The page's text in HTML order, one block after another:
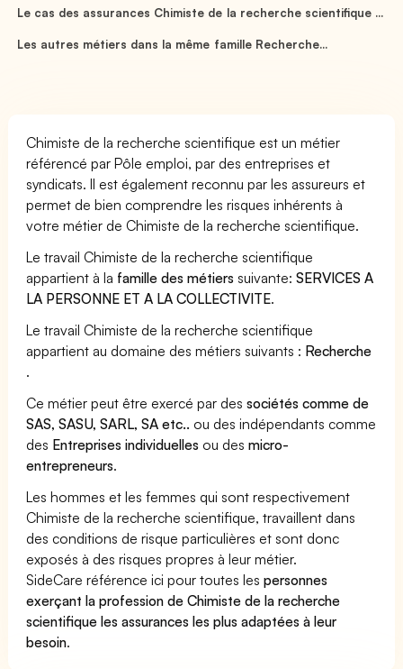
Le cas des assurances Chimiste de la recherche scientifique ...
Les autres métiers dans la même famille Recherche...
Chimiste de la recherche scientifique est un métier
référencé par Pôle emploi, par des entreprises et
syndicats. Il est également reconnu par les assureurs et
permet de bien comprendre les risques inhérents à
votre métier de Chimiste de la recherche scientifique.
Le travail Chimiste de la recherche scientifique
appartient à la famille des métiers suivante:SERVICES A
LA PERSONNE ET A LA COLLECTIVITE.
Le travail Chimiste de la recherche scientifique
appartient au domaine des métiers suivants : Recherche
.
Ce métier peut être exercé par dessociétés comme de
SAS, SASU, SARL, SA etc.. ou des indépendants comme
des Entreprises individuelles ou desmicro-
entrepreneurs.
Les hommes et les femmes qui sont respectivement
Chimiste de la recherche scientifique, travaillent dans
des conditions de risque particulières et sont donc
exposés à des risques propres à leur métier.
SideCare référence ici pour toutes lespersonnes
exerçant la profession de Chimiste de la recherche
scientifique les assurances les plus adaptées à leur
besoin.